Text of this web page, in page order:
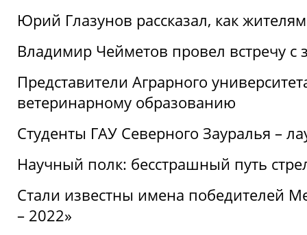
Юрий Глазунов рассказал, как
Владимир Чейметов провел встречу
Представители Аграрного
ветеринарному образованию
Студенты ГАУ Северного Зауралья –
Научный полк: бесстрашный путь
Стали известны имена победителей
– 2022»